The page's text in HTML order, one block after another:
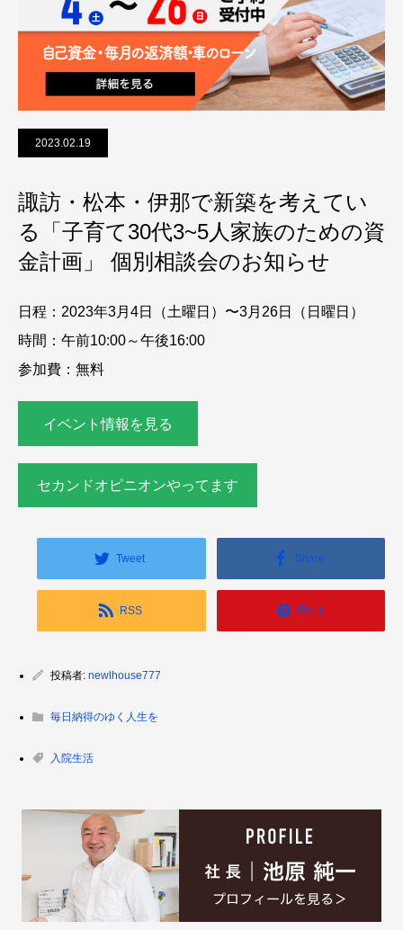
2023.02.19
諏訪・松本・伊那で新築を考えてい
る「子育て30代3~5人家族のための資
金計画」 個別相談会のお知らせ
日程：2023年3月4日（土曜日）〜3月26日（日曜日）
時間：午前10:00～午後16:00
参加費：無料
イベント情報を見る
セカンドオピニオンやってます
Tweet Share
RSS Pin it
投稿者: newlhouse777
毎日納得のゆく人生を
入院生活